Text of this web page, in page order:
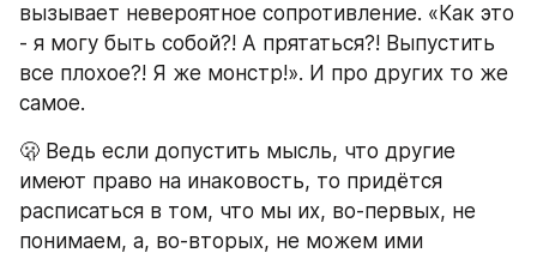
вызывает невероятное сопротивление. «Как это
- я могу быть собой?! А прятаться?! Выпустить
все плохое?! Я же монстр!». И про других то же
самое.
🫢 Ведь если допустить мысль, что другие
имеют право на инаковость, то придётся
расписаться в том, что мы их, во-первых, не
понимаем, а, во-вторых, не можем ими